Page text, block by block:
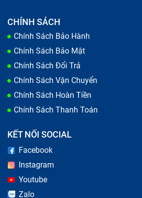
đối cao. Câu hỏi đặt ra là, vì
nguyên bộ màn hình, có lúc chỉ
Chúng khác nhau ở điểm nào?
CHÍNH SÁCH
Chính Sách Bảo Hành
Chính Sách Bảo Mật
Chính Sách Đổi Trả
Chính Sách Vận Chuyển
Chính Sách Hoàn Tiền
Chính Sách Thanh Toán
KẾT NỐI SOCIAL
Facebook
Instagram
Youtube
Zalo